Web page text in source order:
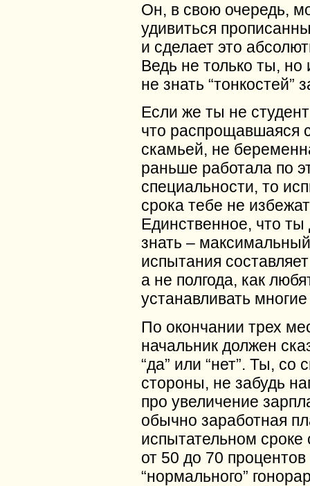
Он, в свою очередь,
удивиться
и сделает это
Ведь не только ты, но
не знать “тонкостей”
Если же ты не
что распрощавшаяся
скамьей, не
раньше работала по
специальности, то
срока тебе не
Единственное, что ты
знать –
испытания
а не полгода, как
устанавливать
По окончании трех
начальник должен
“да” или “нет”. Ты, со
стороны, не забудь
про увеличение
обычно заработная
испытательном сроке
от 50 до 70 процентов
“нормального”